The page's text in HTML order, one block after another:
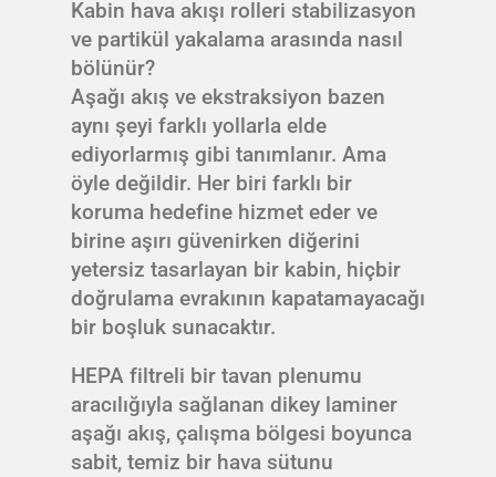
Kabin hava akışı rolleri stabilizasyon
ve partikül yakalama arasında nasıl
bölünür?
Aşağı akış ve ekstraksiyon bazen
aynı şeyi farklı yollarla elde
ediyorlarmış gibi tanımlanır. Ama
öyle değildir. Her biri farklı bir
koruma hedefine hizmet eder ve
birine aşırı güvenirken diğerini
yetersiz tasarlayan bir kabin, hiçbir
doğrulama evrakının kapatamayacağı
bir boşluk sunacaktır.
HEPA filtreli bir tavan plenumu
aracılığıyla sağlanan dikey laminer
aşağı akış, çalışma bölgesi boyunca
sabit, temiz bir hava sütunu